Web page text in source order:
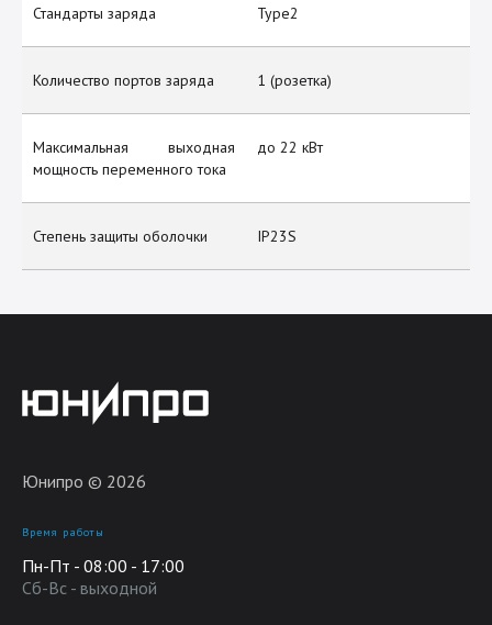
Стандарты заряда Type2
Количество портов заряда 1 (розетка)
Максимальная выходная
мощность переменного тока
до 22 кВт
Степень защиты оболочки IP23S
Юнипро © 2026
Время работы
Пн-Пт - 08:00 - 17:00
Сб-Вс - выходной